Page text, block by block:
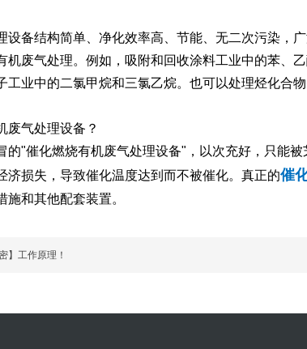
结构简单、净化效率高、节能、无二次污染，
机废气处理。例如，吸附和回收涂料工业中的苯、
工业中的二氯甲烷和三氯乙烷。也可以处理烃化合
气处理设备？
催化燃烧有机废气处理设备"，以次充好，只能被
济损失，导致催化温度达到而不被催化。真正的催
和其他配套装置。
】工作原理！